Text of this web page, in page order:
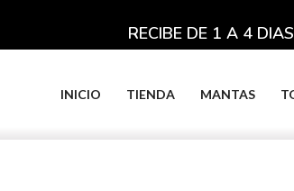
RECIBE DE 1 A 4
INICIO TIENDA MANTAS